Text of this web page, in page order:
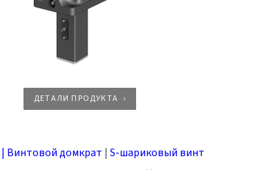
ДЕТАЛИ ПРОДУКТА
| Винтовой домкрат |S-шариковый винт